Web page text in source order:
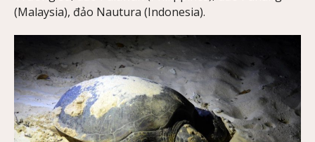
(Malaysia), đảo Nautura (Indonesia).